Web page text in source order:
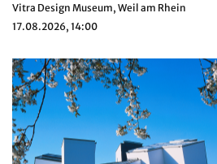
Vitra Design Museum, Weil am Rhein
17.08.2026, 14:00